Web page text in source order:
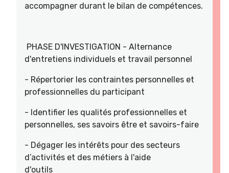
accompagner durant le bilan de compétences.
PHASE D'INVESTIGATION - Alternance
d'entretiens individuels et travail personnel
- Répertorier les contraintes personnelles et
professionnelles du participant
- Identifier les qualités professionnelles et
personnelles, ses savoirs être et savoirs-faire
- Dégager les intérêts pour des secteurs
d’activités et des métiers à l'aide
d'outils